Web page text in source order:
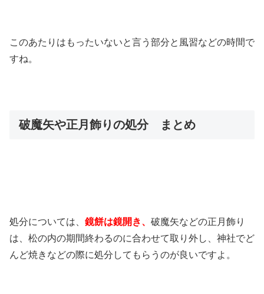
このあたりはもったいないと言う部分と風習などの時間で
すね。
破魔矢や正月飾りの処分 まとめ
処分については、 鏡餅は鏡開き、 破魔矢などの正月飾り
は、松の内の期間終わるのに合わせて取り外し、神社でど
んど焼きなどの際に処分してもらうのが良いですよ。